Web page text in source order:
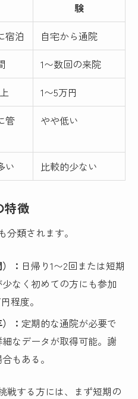
験
宿泊
自宅から通院
1〜数回の来院
1〜5万円
管
やや低い
い 比較的少ない
特徴
類されます。
： 日帰り1〜2回または短期
なく初めての方にも参加
程度。
： 定期的な通院が必要で
なデータが取得可能。謝
もある。
戦する方には、まず短期の